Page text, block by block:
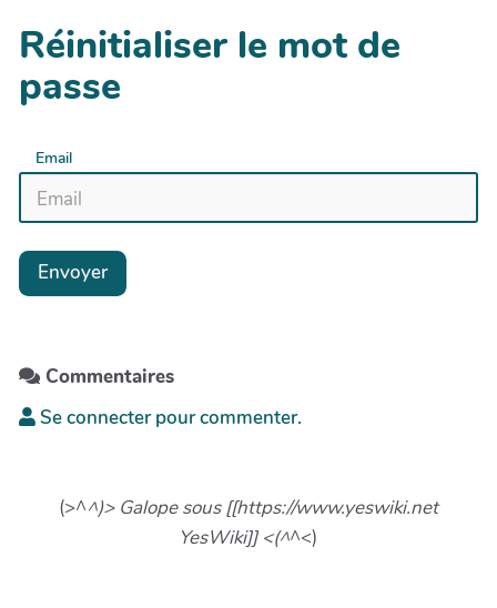
Réinitialiser le mot de
passe
Email
Envoyer
Commentaires
Se connecter pour commenter.
(>^^)> Galope sous [[https://www.yeswiki.net
YesWiki]] <(^^<)